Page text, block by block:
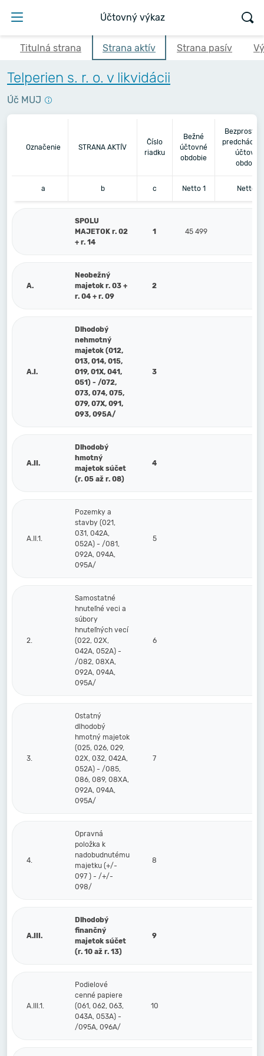
Účtovný výkaz
Titulná strana Strana aktív Strana pasív
Telperien s. r. o. v likvidácii
Úč MUJ
Označenie STRANA AKTÍV
Číslo
riadku
Bežné
účtovné
obdobie
účtovné
obdobie
a b c Netto 1 Netto 2
SPOLU
MAJETOK r. 02
+ r. 14
1 45 499
A.
Neobežný
majetok r. 03 +
r. 04 + r. 09
2
A.I.
Dlhodobý
nehmotný
majetok (012,
013, 014, 015,
019, 01X, 041,
051) - /072,
073, 074, 075,
079, 07X, 091,
093, 095A/
3
A.II.
Dlhodobý
hmotný
majetok súčet
(r. 05 až r. 08)
4
A.II.1.
Pozemky a
stavby (021,
031, 042A,
052A) - /081,
092A, 094A,
095A/
5
2.
Samostatné
hnuteľné veci a
súbory
hnuteľných vecí
(022, 02X,
042A, 052A) -
/082, 08XA,
092A, 094A,
095A/
6
3.
Ostatný
dlhodobý
hmotný majetok
(025, 026, 029,
02X, 032, 042A,
052A) - /085,
086, 089, 08XA,
092A, 094A,
095A/
7
4.
Opravná
položka k
nadobudnutému
majetku (+/-
097 ) - /+/-
098/
8
A.III.
Dlhodobý
finančný
majetok súčet
(r. 10 až r. 13)
9
A.III.1.
Podielové
cenné papiere
(061, 062, 063,
043A, 053A) -
/095A, 096A/
10